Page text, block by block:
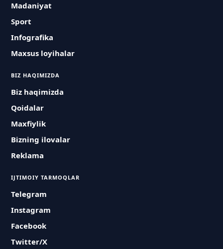
Madaniyat
Sport
Infografika
Maxsus loyihalar
BIZ HAQIMIZDA
Biz haqimizda
Qoidalar
Maxfiylik
Bizning ilovalar
Reklama
IJTIMOIY TARMOQLAR
Telegram
Instagram
Facebook
Twitter/X